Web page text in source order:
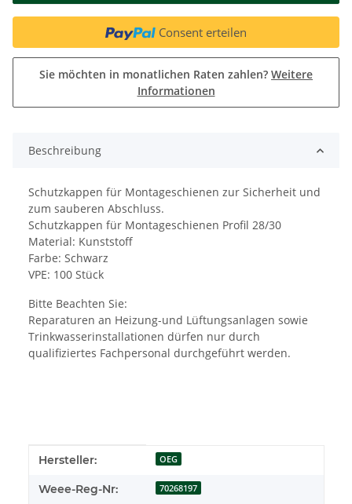
Consent erteilen
Sie möchten in monatlichen Raten zahlen? Weitere
Informationen
Beschreibung
Schutzkappen für Montageschienen zur Sicherheit und
zum sauberen Abschluss.
Schutzkappen für Montageschienen Profil 28/30
Material: Kunststoff
Farbe: Schwarz
VPE: 100 Stück
Bitte Beachten Sie:
Reparaturen an Heizung-und Lüftungsanlagen sowie
Trinkwasserinstallationen dürfen nur durch
qualifiziertes Fachpersonal durchgeführt werden.
Produkteigenschaft
Wert
Hersteller: OEG
Weee-Reg-Nr: 70268197